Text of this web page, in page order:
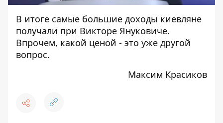
В итоге самые большие доходы киевляне
получали при Викторе Януковиче.
Впрочем, какой ценой - это уже другой
вопрос.
Максим Красиков